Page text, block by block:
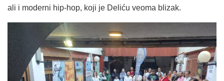
ali i moderni hip-hop, koji je Deliću veoma blizak.